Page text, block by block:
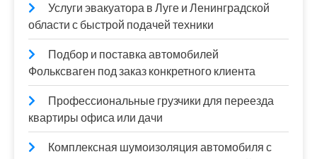
Услуги эвакуатора в Луге и Ленинградской
области с быстрой подачей техники
Подбор и поставка автомобилей
Фольксваген под заказ конкретного клиента
Профессиональные грузчики для переезда
квартиры офиса или дачи
Комплексная шумоизоляция автомобиля с